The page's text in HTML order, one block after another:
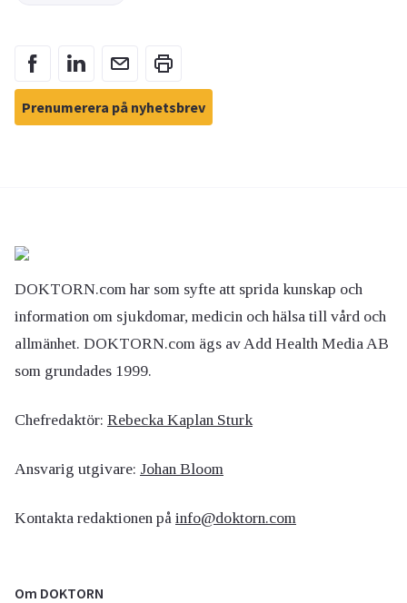
Prenumerera på nyhetsbrev
DOKTORN.com har som syfte att sprida kunskap och
information om sjukdomar, medicin och hälsa till vård och
allmänhet. DOKTORN.com ägs av Add Health Media AB
som grundades 1999.
Chefredaktör: Rebecka Kaplan Sturk
Ansvarig utgivare: Johan Bloom
Kontakta redaktionen på info@doktorn.com
Om DOKTORN